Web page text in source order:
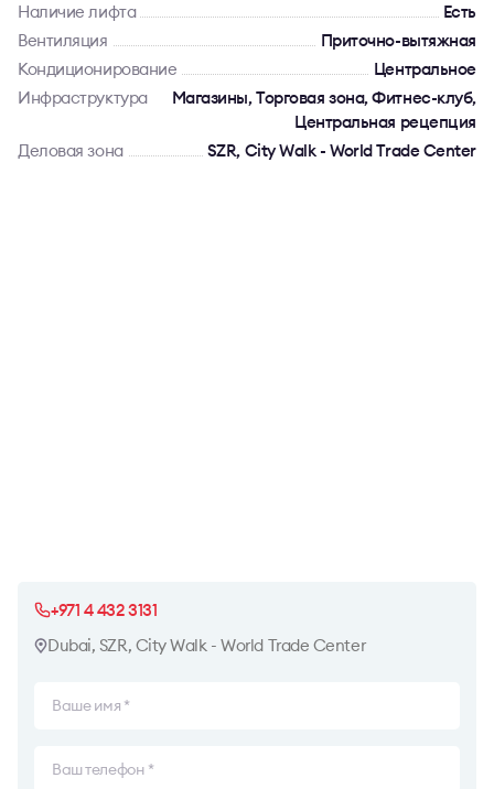
Наличие лифта
Есть
Вентиляция
Приточно-вытяжная
Кондиционирование
Центральное
Инфраструктура
Магазины, Торговая зона, Фитнес-клуб,
Центральная рецепция
Деловая зона
SZR, City Walk - World Trade Center
+971 4 432 3131
Dubai, SZR, City Walk - World Trade Center